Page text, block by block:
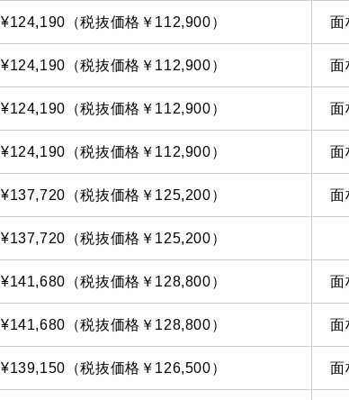
¥124,190（税抜価格￥112,900） 面
¥124,190（税抜価格￥112,900） 面
¥124,190（税抜価格￥112,900） 面
¥124,190（税抜価格￥112,900） 面
¥137,720（税抜価格￥125,200） 面
¥137,720（税抜価格￥125,200）
¥141,680（税抜価格￥128,800） 面
¥141,680（税抜価格￥128,800） 面
¥139,150（税抜価格￥126,500） 面